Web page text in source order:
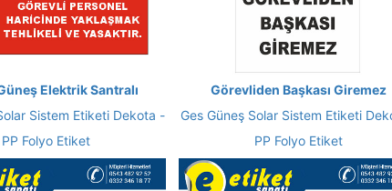
Elektrik Santralı
Sistem Etiketi Dekota -
PP Folyo Etiket
Görevliden Başkası Giremez
Ges Güneş Solar Sistem Etiketi
PP Folyo Etiket